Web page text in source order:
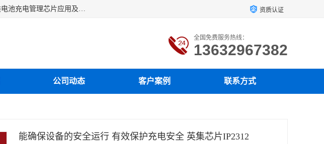
深圳市蓝鲸源科技有限公司是一家专注于开关型充电管理IC、线性充电管理IC、升压充电管理IC等各类电池充电管理芯片应用及芯片销售的企业，多年来公司为众多企业解决充电应用难题，设计缺陷，EMC超量等问题，是一家以充电技术指导为核心的充电芯片销售公司。 资质认证
全国免费服务热线：
13632967382
公司动态 客户案例 联系方式
能确保设备的安全运行 有效保护充电安全 英集芯片IP2312